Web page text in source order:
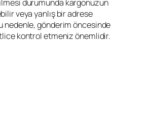
durumunda kargonuzun
veya yanlış bir adrese
nedenle, gönderim öncesinde
kontrol etmeniz önemlidir.